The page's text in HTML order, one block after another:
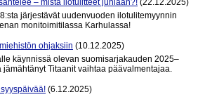
– mistä ilotulitteet juhlaan?! (22.12.2025)
järjestävät uudenvuoden ilotulitemyynnin
monitoimitilassa Karhulassa!
ohjaksiin (10.12.2025)
käynnissä olevan suomisarjakauden 2025–
jämähtänyt Titaanit vaihtaa päävalmentajaa.
(6.12.2025)